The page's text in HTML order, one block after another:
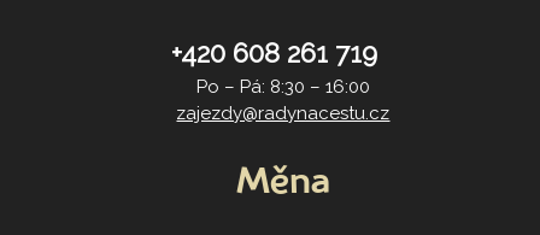
+420 608 261 719
Po – Pá: 8:30 – 16:00
zajezdy@radynacestu.cz
Měna